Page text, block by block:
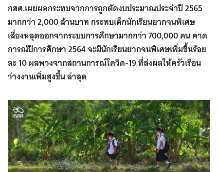
กสศ.เผยผลกระทบจากการถูกตัดงบประมาณประจำปี 2565
มากกว่า 2,000 ล้านบาท กระทบเด็กนักเรียนยากจนพิเศษ
เสี่ยงหลุดออกจากระบบการศึกษามากกว่า 700,000 คน คาด
การณ์ปีการศึกษา 2564 จะมีนักเรียนยากจนพิเศษเพิ่มขึ้นร้อย
ละ 10 ผลพวงจากสถานการณ์โควิด-19 ที่ส่งผลให้ครัวเรือน
ว่างงานเพิ่มสูงขึ้น ล่าสุด